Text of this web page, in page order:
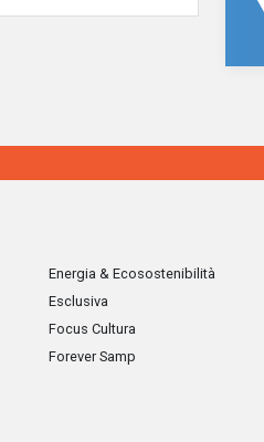
Energia & Ecosostenibilità
Esclusiva
Focus Cultura
Forever Samp